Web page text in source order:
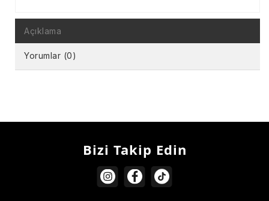
Açıklama
Yorumlar (0)
Bizi Takip Edin